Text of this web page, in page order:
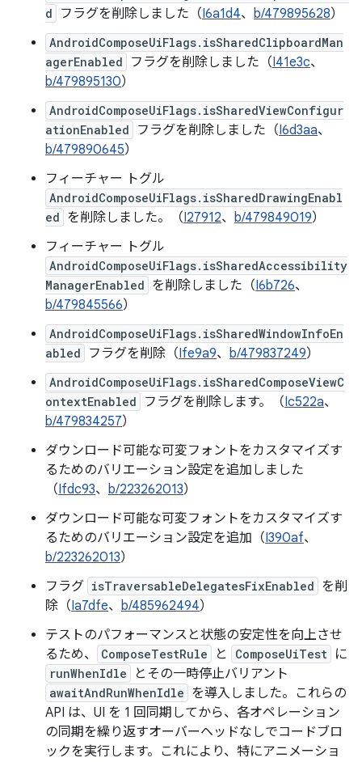
d
フラグを削除しました（I6a1d4、 b/479895628）
AndroidComposeUiFlags.isSharedClipboardMan
agerEnabled
フラグを削除しました（I41e3c、
b/479895130）
AndroidComposeUiFlags.isSharedViewConfigur
ationEnabled
フラグを削除しました（I6d3aa、
b/479890645）
フィーチャー トグル
AndroidComposeUiFlags.isSharedDrawingEnabl
ed を削除しました。（I27912、 b/479849019）
フィーチャー トグル
AndroidComposeUiFlags.isSharedAccessibility
ManagerEnabled を削除しました（I6b726、
b/479845566）
AndroidComposeUiFlags.isSharedWindowInfoEn
abled
フラグを削除（Ife9a9、 b/479837249）
AndroidComposeUiFlags.isSharedComposeViewC
ontextEnabled
フラグを削除します。（Ic522a、
b/479834257）
ダウンロード可能な可変フォントをカスタマイズす
るためのバリエーション設定を追加しました
（Ifdc93、 b/223262013）
ダウンロード可能な可変フォントをカスタマイズす
るためのバリエーション設定を追加（I390af、
b/223262013）
フラグ isTraversableDelegatesFixEnabled を削
除（Ia7dfe、 b/485962494）
テストのパフォーマンスと状態の安定性を向上させ
るため、
ComposeTestRule と ComposeUiTest に
runWhenIdle とその一時停止バリアント
awaitAndRunWhenIdle を導入しました。これらの
API は、UI を 1 回同期してから、各オペレーション
の同期を繰り返すオーバーヘッドなしでコードブロ
ックを実行します。これにより、特にアニメーショ